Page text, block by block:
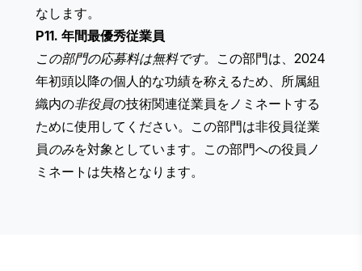
なします。
P11. 年間最優秀従業員
この部門の応募料は無料です。この部門は、2024
年初頭以降の個人的な功績を称えるため、所属組
織内の非役員の技術関連従業員をノミネートする
ために使用してください。この部門は非役員従業
員のみを対象としています。この部門への役員ノ
ミネートは失格となります。